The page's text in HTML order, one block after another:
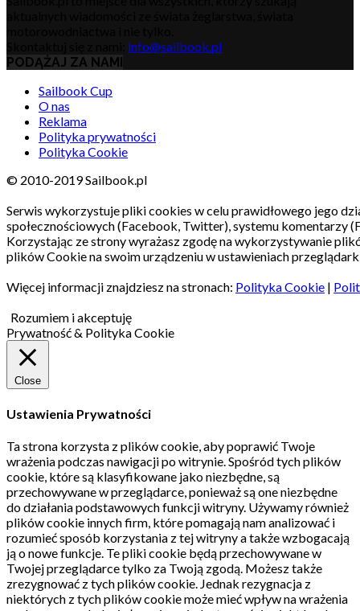
info@sailbook.pl
PODĄŻAJ ZA NAMI
Sailbook Cup
O nas
Reklama
Polityka prywatności
Polityka Cookie
© 2010-2019 Sailbook.pl
Serwis wykorzystuje pliki cookies w celu prawidłowego jego
społecznościowych (Facebook, Twitter), systemu komentarzy
Korzystając ze strony wyrażasz zgodę na wykorzystywanie
plików Cookie na swoim urządzeniu w ustawieniach
Więcej informacji znajdziesz na stronach: Polityka Cookie |
Rozumiem i akceptuję
Prywatność & Polityka Cookie
Close
Ustawienia Prywatności
Ta strona korzysta z plików cookie, aby poprawić Twoje
wrażenia podczas nawigacji po witrynie.Spośród tych plików
cookie, które są klasyfikowane jako niezbędne, są
przechowywane w przeglądarce, ponieważ są one niezbędne
do działania podstawowych funkcji witryny. Używamy również
plików cookie innych firm, które pomagają nam analizować i
rozumieć sposób korzystania z tej witryny a także wzbogacają
ją o nowe funkcje. Te pliki cookie będą przechowywane w
Twojej przeglądarce tylko za Twoją zgodą. Możesz także
zrezygnować z tych plików cookie. Jednak rezygnacja z
niektórych z tych plików cookie może mieć wpływ na wrażenia